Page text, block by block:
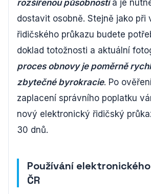
rozšířenou působnostía je
dostavit osobně. Stejně jako při
řidičského průkazu budete
doklad totožnosti a aktuální
proces obnovy je poměrně
zbytečné byrokracie. Po
zaplacení správního poplatku
nový elektronický řidičský
30 dnů.
Používání
ČR